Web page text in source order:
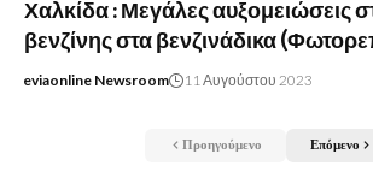
Χαλκίδα : Μεγάλες αυξομειώσεις
βενζίνης στα βενζινάδικα
eviaonline Newsroom 11 Αυγούστου 2023
Προηγούμενο Επόμενο